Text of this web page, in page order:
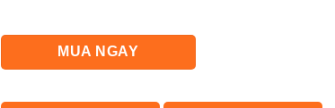
MUA NGAY